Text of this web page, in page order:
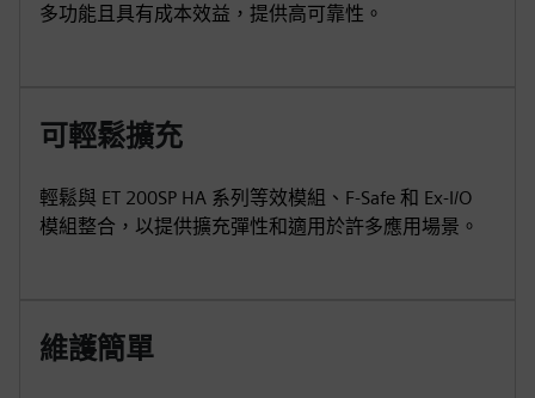
多功能且具有成本效益，提供高可靠性。
可輕鬆擴充
輕鬆與 ET 200SP HA 系列等效模組、F-Safe 和 Ex-I/O
模組整合，以提供擴充彈性和適用於許多應用場景。
維護簡單